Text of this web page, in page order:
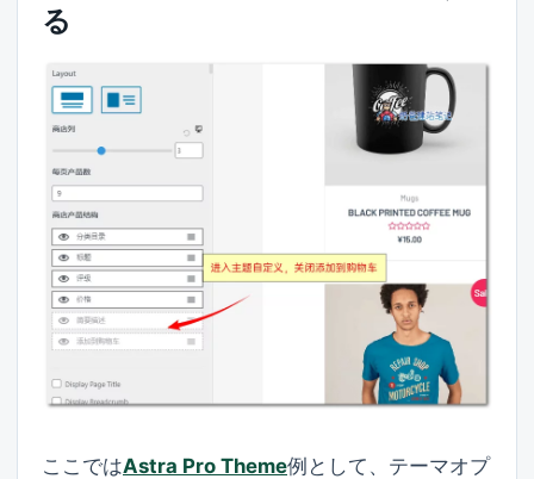
る
ここではAstra Pro Theme例として、テーマオプ